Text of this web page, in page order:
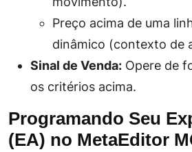
Preço acima de uma
dinâmico (contexto de
Sinal de Venda: Opere de
os critérios acima.
Programando Seu
(EA) no MetaEditor